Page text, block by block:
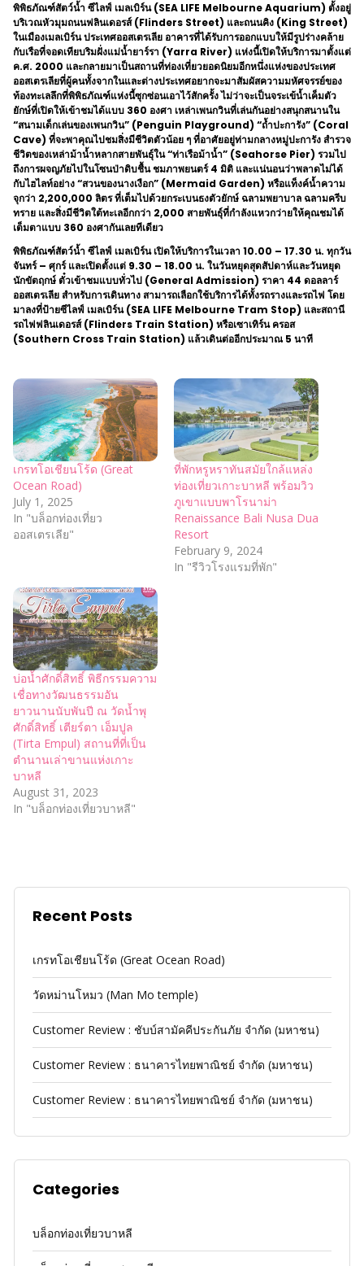
พิพิธภัณฑ์สัตว์น้ำ ซีไลฟ์ เมลเบิร์น (SEA LIFE Melbourne Aquarium) ตั้งอยู่
บริเวณหัวมุมถนนฟลินเดอรส์ (Flinders Street) และถนนคิง (King Street)
ในเมืองเมลเบิร์น ประเทศออสเตรเลีย อาคารที่ได้รับการออกแบบให้มีรูปร่างคล้าย
กับเรือที่จอดเทียบริมฝั่งแม่น้ำยาร์รา (Yarra River) แห่งนี้เปิดให้บริการมาตั้งแต่
ค.ศ. 2000 และกลายมาเป็นสถานที่ท่องเที่ยวยอดนิยมอีกหนึ่งแห่งของประเทศ
ออสเตรเลียที่ผู้คนทั้งจากในและต่างประเทศอยากจะมาสัมผัสความมหัศจรรย์ของ
ท้องทะเลลึกที่พิพิธภัณฑ์แห่งนี้ซุกซ่อนเอาไว้สักครั้ง ไม่ว่าจะเป็นจระเข้น้ำเค็มตัว
ยักษ์ที่เปิดให้เข้าชมได้แบบ 360 องศา เหล่าเพนกวินที่เล่นกันอย่างสนุกสนานใน
“สนามเด็กเล่นของเพนกวิน” (Penguin Playground) “ถ้ำปะการัง” (Coral
Cave) ที่จะพาคุณไปชมสิ่งมีชีวิตตัวน้อย ๆ ที่อาศัยอยู่ท่ามกลางหมู่ปะการัง สำรวจ
ชีวิตของเหล่าม้าน้ำหลากสายพันธุ์ใน “ท่าเรือม้าน้ำ” (Seahorse Pier) รวมไป
ถึงการผจญภัยไปในโซนป่าดิบชื้น ชมภาพยนตร์ 4 มิติ และแน่นอนว่าพลาดไม่ได้
กับไฮไลท์อย่าง “สวนของนางเงือก” (Mermaid Garden) หรือแท็งค์น้ำความ
จุกว่า 2,200,000 ลิตร ที่เต็มไปด้วยกระเบนธงตัวยักษ์ ฉลามพยาบาล ฉลามครีบ
ทราย และสิ่งมีชีวิตใต้ทะเลอีกกว่า 2,000 สายพันธุ์ที่กำลังแหวกว่ายให้คุณชมได้
เต็มตาแบบ 360 องศากันเลยทีเดียว
พิพิธภัณฑ์สัตว์น้ำ ซีไลฟ์ เมลเบิร์น เปิดให้บริการในเวลา 10.00 – 17.30 น. ทุกวัน
จันทร์ – ศุกร์ และเปิดตั้งแต่ 9.30 – 18.00 น. ในวันหยุดสุดสัปดาห์และวันหยุด
นักขัตฤกษ์ ตั๋วเข้าชมแบบทั่วไป (General Admission) ราคา 44 ดอลลาร์
ออสเตรเลีย สำหรับการเดินทาง สามารถเลือกใช้บริการได้ทั้งรถรางและรถไฟ โดย
มาลงที่ป้ายซีไลฟ์ เมลเบิร์น (SEA LIFE Melbourne Tram Stop) และสถานี
รถไฟฟลินเดอรส์ (Flinders Train Station) หรือเซาเทิร์น ครอส
(Southern Cross Train Station) แล้วเดินต่ออีกประมาณ 5 นาที
เกรทโอเชียนโร้ด (Great
Ocean Road)
July 1, 2025
In "บล็อกท่องเที่ยว
ออสเตรเลีย"
ที่พักหรูหราทันสมัยใกล้แหล่ง
ท่องเที่ยวเกาะบาหลี พร้อมวิว
ภูเขาแบบพาโรนาม่า
Renaissance Bali Nusa Dua
Resort
February 9, 2024
In "รีวิวโรงแรมที่พัก"
บ่อน้ำศักดิ์สิทธิ์ พิธีกรรมความ
เชื่อทางวัฒนธรรมอัน
ยาวนานนับพันปี ณ วัดน้ำพุ
ศักดิ์สิทธิ์ เตียร์ตา เอ็มปูล
(Tirta Empul) สถานที่ที่เป็น
ตำนานเล่าขานแห่งเกาะ
บาหลี
August 31, 2023
In "บล็อกท่องเที่ยวบาหลี"
Recent Posts
เกรทโอเชียนโร้ด (Great Ocean Road)
วัดหม่านโหมว (Man Mo temple)
Customer Review : ชับบ์สามัคคีประกันภัย จำกัด (มหาชน)
Customer Review : ธนาคารไทยพาณิชย์ จำกัด (มหาชน)
Customer Review : ธนาคารไทยพาณิชย์ จำกัด (มหาชน)
Categories
บล็อกท่องเที่ยวบาหลี